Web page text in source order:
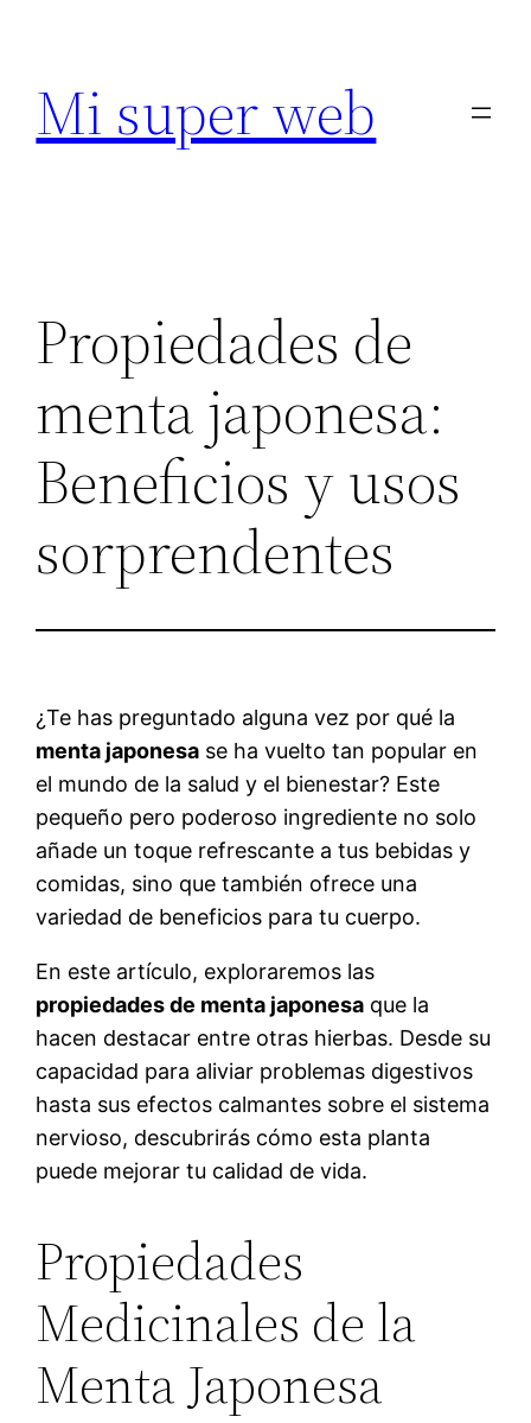
contenido
Mi super web
Propiedades de
menta japonesa:
Beneficios y usos
sorprendentes
¿Te has preguntado alguna vez por qué la
menta japonesa se ha vuelto tan popular en
el mundo de la salud y el bienestar? Este
pequeño pero poderoso ingrediente no solo
añade un toque refrescante a tus bebidas y
comidas, sino que también ofrece una
variedad de beneficios para tu cuerpo.
En este artículo, exploraremos las
propiedades de menta japonesa que la
hacen destacar entre otras hierbas. Desde su
capacidad para aliviar problemas digestivos
hasta sus efectos calmantes sobre el sistema
nervioso, descubrirás cómo esta planta
puede mejorar tu calidad de vida.
Propiedades
Medicinales de la
Menta Japonesa